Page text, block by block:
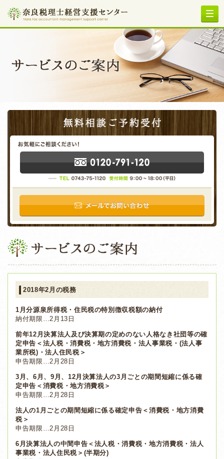
2018年2月の税務
1月分源泉所得税・住民税の特別徴収税額の納付
納付期限…2月13日
前年12月決算法人及び決算期の定めのない人格なき社団等の確
定申告＜法人税・消費税・地方消費税・法人事業税・(法人事
業所税)・法人住民税＞
申告期限…2月28日
3月、6月、9月、12月決算法人の3月ごとの期間短縮に係る確
定申告＜消費税・地方消費税＞
申告期限…2月28日
法人の1月ごとの期間短縮に係る確定申告＜消費税・地方消費
税＞
申告期限…2月28日
6月決算法人の中間申告＜法人税・消費税・地方消費税・法人
事業税・法人住民税＞(半期分)